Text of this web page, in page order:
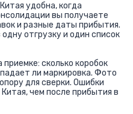
удобна, когда
вы получаете
и разные даты прибытия.
отгрузку и один список
сколько коробок
ли маркировка. Фото
для сверки. Ошибки
чем после прибытия в